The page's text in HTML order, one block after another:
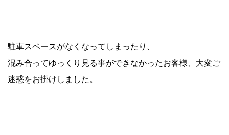
駐車スペースがなくなってしまったり、
混み合ってゆっくり見る事ができなかったお客様、大変ご
迷惑をお掛けしました。